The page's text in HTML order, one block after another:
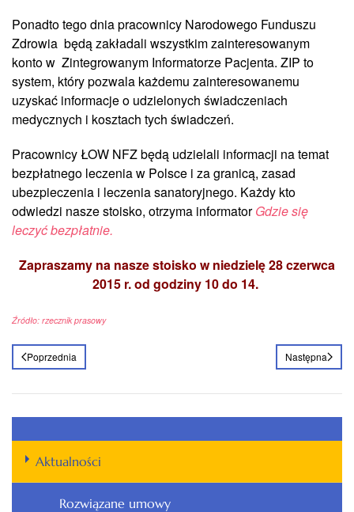
Ponadto tego dnia pracownicy Narodowego Funduszu
Zdrowia będą zakładali wszystkim zainteresowanym
konto w Zintegrowanym Informatorze Pacjenta. ZIP to
system, który pozwala każdemu zainteresowanemu
uzyskać informacje o udzielonych świadczeniach
medycznych i kosztach tych świadczeń.
Pracownicy ŁOW NFZ będą udzielali informacji na temat
bezpłatnego leczenia w Polsce i za granicą, zasad
ubezpieczenia i leczenia sanatoryjnego. Każdy kto
odwiedzi nasze stoisko, otrzyma informatorGdzie się
leczyć bezpłatnie.
Zapraszamy na nasze stoisko w niedzielę 28 czerwca
2015 r. od godziny 10 do 14.
Źródło: rzecznik prasowy
Poprzednia Następna
Aktualności
Rozwiązane umowy